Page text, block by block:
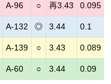
A-96 ○ 再3.43 0.095
A-132 ◎ 3.44 0.1
A-139 ○ 3.43 0.089
A-60 ○ 3.44 0.09